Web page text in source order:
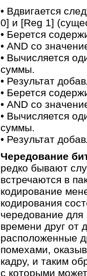
• Вдвигается
0] и [Reg 1]
• Берется
• AND со
• Вычисляется
суммы.
• Результат
• Берется
• AND со
• Вычисляется
суммы.
• Результат
Чередование
редко бывают
встречаются в
кодирование
кодирования
чередование для
времени друг от
расположенные
помехами,
кадру, и таким
с которыми